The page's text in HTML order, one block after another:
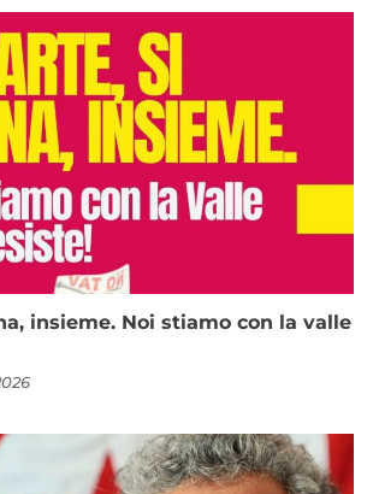
insieme. Noi stiamo con la valle